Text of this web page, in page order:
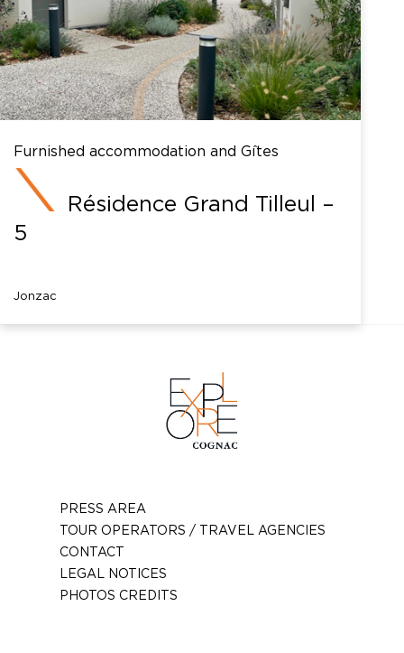
Furnished accommodation and Gîtes
Résidence Grand Tilleul –
5
Jonzac
PRESS AREA
TOUR OPERATORS / TRAVEL AGENCIES
CONTACT
LEGAL NOTICES
PHOTOS CREDITS